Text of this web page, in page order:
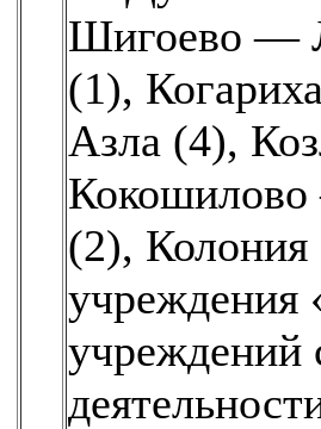
Шигоево —
(1),
Азла (4),
(2), Колония
учреждения
учреждений